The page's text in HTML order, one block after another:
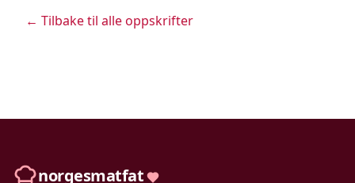
← Tilbake til alle oppskrifter
norgesmatfat